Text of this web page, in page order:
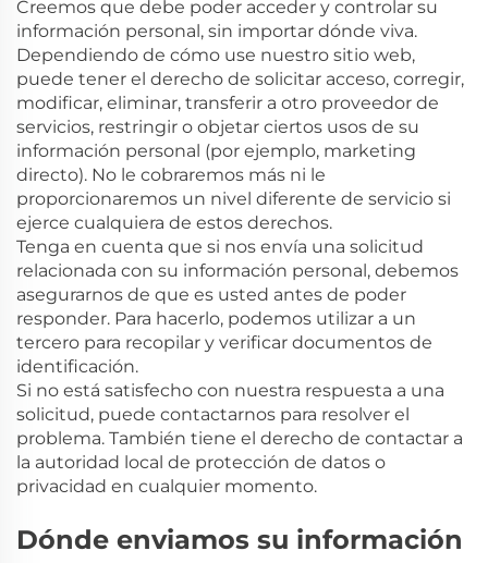
Creemos que debe poder acceder y controlar su
información personal, sin importar dónde viva.
Dependiendo de cómo use nuestro sitio web,
puede tener el derecho de solicitar acceso, corregir,
modificar, eliminar, transferir a otro proveedor de
servicios, restringir o objetar ciertos usos de su
información personal (por ejemplo, marketing
directo). No le cobraremos más ni le
proporcionaremos un nivel diferente de servicio si
ejerce cualquiera de estos derechos.
Tenga en cuenta que si nos envía una solicitud
relacionada con su información personal, debemos
asegurarnos de que es usted antes de poder
responder. Para hacerlo, podemos utilizar a un
tercero para recopilar y verificar documentos de
identificación.
Si no está satisfecho con nuestra respuesta a una
solicitud, puede contactarnos para resolver el
problema. También tiene el derecho de contactar a
la autoridad local de protección de datos o
privacidad en cualquier momento.
Dónde enviamos su información